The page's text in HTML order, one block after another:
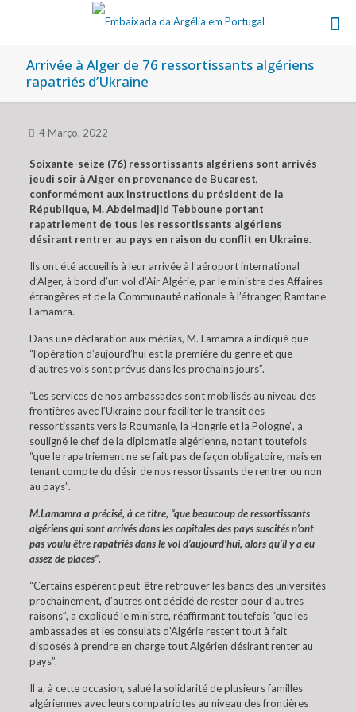
Arrivée à Alger de 76 ressortissants algériens
rapatriés d’Ukraine
4 Março, 2022
Soixante-seize (76) ressortissants algériens sont arrivés
jeudi soir à Alger en provenance de Bucarest,
conformément aux instructions du président de la
République, M. Abdelmadjid Tebboune portant
rapatriement de tous les ressortissants algériens
désirant rentrer au pays en raison du conflit en Ukraine.
Ils ont été accueillis à leur arrivée à l’aéroport international
d’Alger, à bord d’un vol d’Air Algérie, par le ministre des Affaires
étrangères et de la Communauté nationale à l’étranger, Ramtane
Lamamra.
Dans une déclaration aux médias, M. Lamamra a indiqué que
“l’opération d’aujourd’hui est la première du genre et que
d’autres vols sont prévus dans les prochains jours”.
“Les services de nos ambassades sont mobilisés au niveau des
frontières avec l’Ukraine pour faciliter le transit des
ressortissants vers la Roumanie, la Hongrie et la Pologne”, a
souligné le chef de la diplomatie algérienne, notant toutefois
“que le rapatriement ne se fait pas de façon obligatoire, mais en
tenant compte du désir de nos ressortissants de rentrer ou non
au pays”.
M.Lamamra a précisé, à ce titre, “que beaucoup de ressortissants
algériens qui sont arrivés dans les capitales des pays suscités n’ont
pas voulu être rapatriés dans le vol d’aujourd’hui, alors qu’il y a eu
assez de places”.
“Certains espèrent peut-être retrouver les bancs des universités
prochainement, d’autres ont décidé de rester pour d’autres
raisons”, a expliqué le ministre, réaffirmant toutefois “que les
ambassades et les consulats d’Algérie restent tout à fait
disposés à prendre en charge tout Algérien désirant renter au
pays”.
Il a, à cette occasion, salué la solidarité de plusieurs familles
algériennes avec leurs compatriotes au niveau des frontières